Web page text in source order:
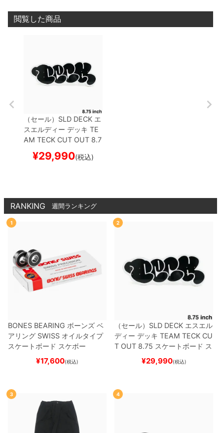
閲覧した商品
（セール） SLD DECK エ
スエルディー デッキ TE
AM TECK CUT OUT 8.7
スケートボード スケボ
¥29,990(税込)
RANKING 週間ランキング
1
BONES BEARING ボーンズ ベ
アリング SWISS オイルタイプ
スケートボード スケボー
¥17,600(税込)
2
（セール） SLD DECK エスエル
ディー デッキ TEAM TECK CU
T OUT 8.75 スケートボード ス
¥29,990(税込)
3 4